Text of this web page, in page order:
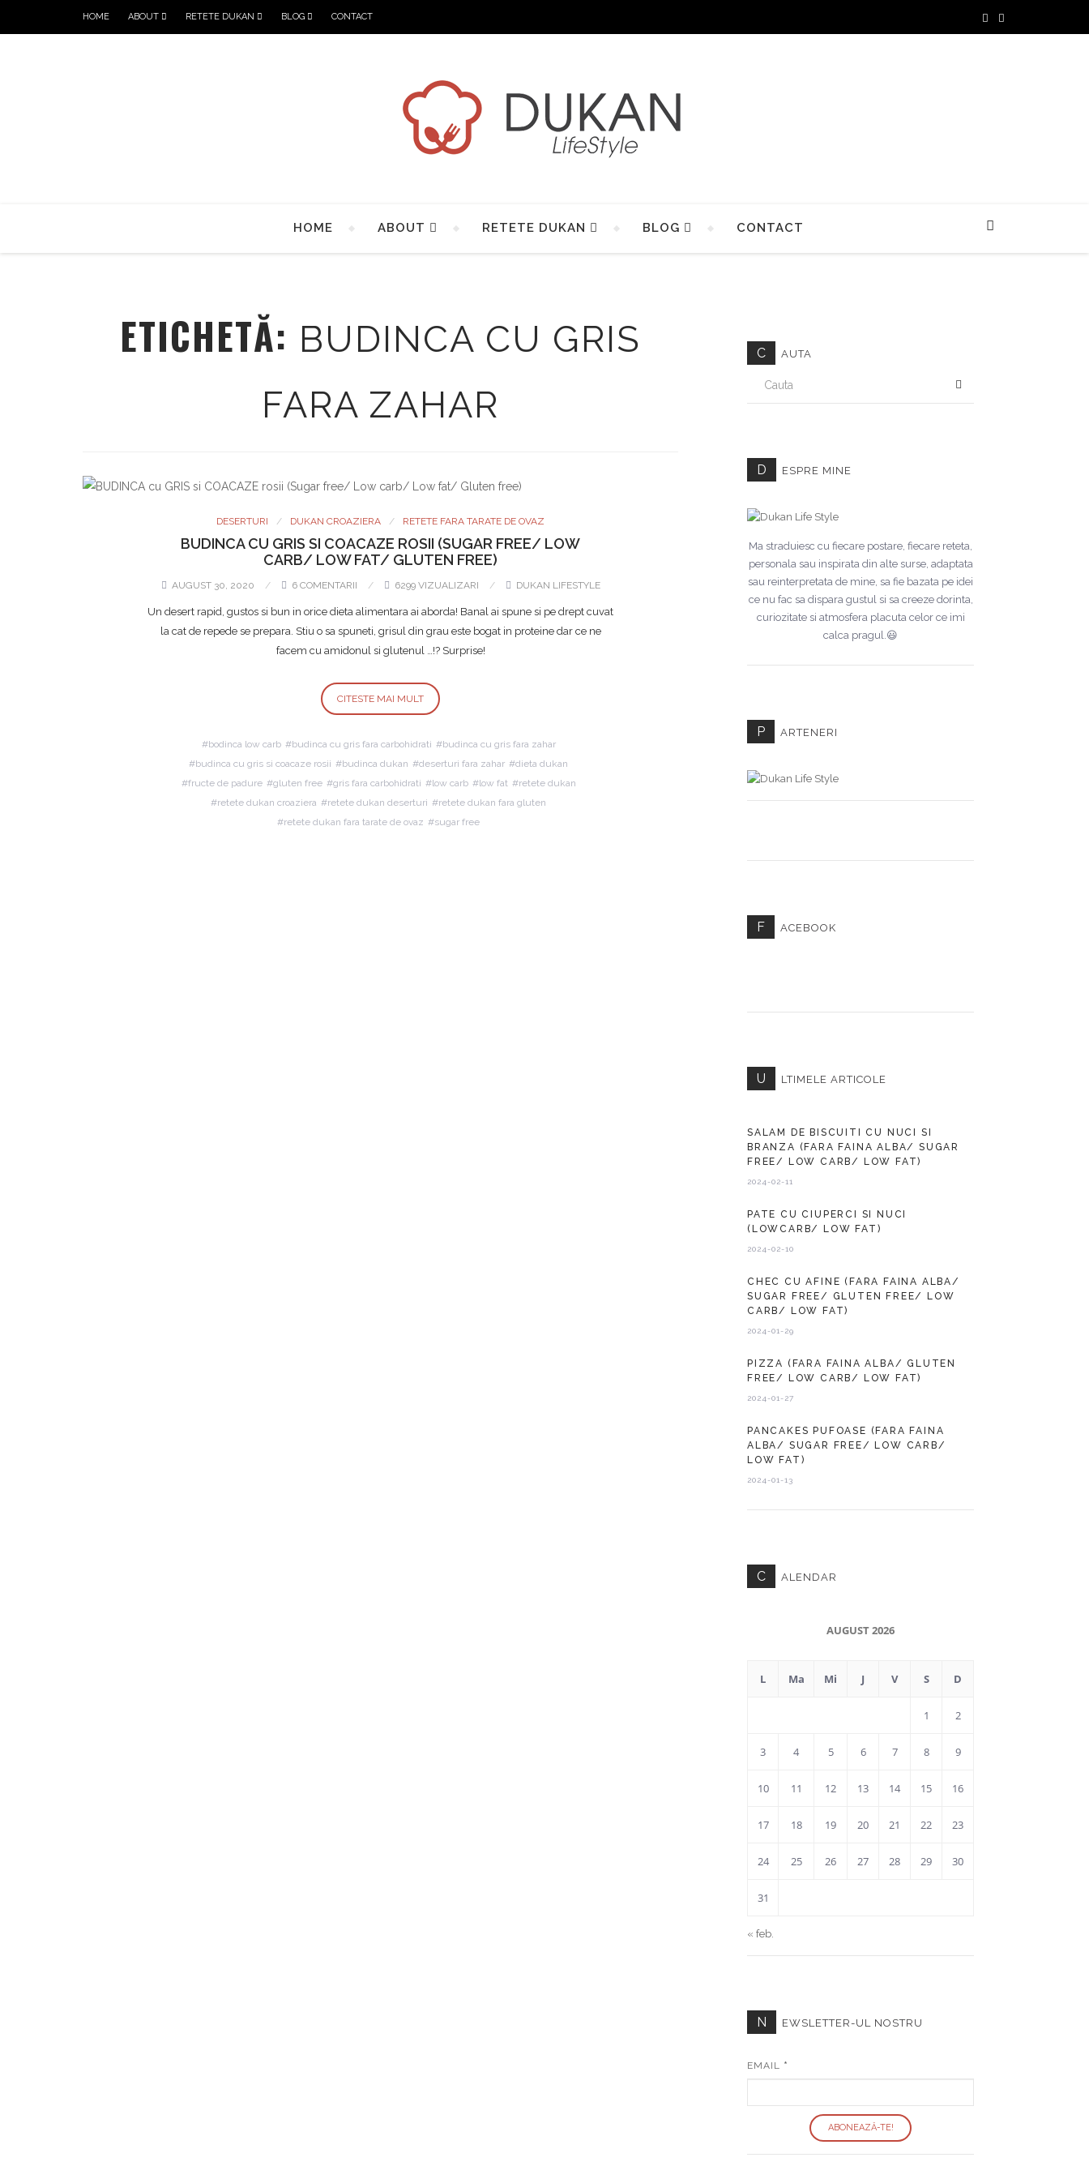
HOME ABOUT RETETE DUKAN BLOG CONTACT
HOME ABOUT RETETE DUKAN BLOG CONTACT
ETICHETĂ: BUDINCA CU GRIS
FARA ZAHAR
DESERTURI DUKAN CROAZIERA RETETE FARA TARATE DE OVAZ
BUDINCA CU GRIS SI COACAZE ROSII (SUGAR FREE/ LOW
CARB/ LOW FAT/ GLUTEN FREE)
AUGUST 30, 2020 6 COMENTARII 6299 VIZUALIZARI DUKAN LIFESTYLE
Un desert rapid, gustos si bun in orice dieta alimentara ai aborda! Banal ai spune si pe drept cuvat
la cat de repede se prepara. Stiu o sa spuneti, grisul din grau este bogat in proteine dar ce ne
facem cu amidonul si glutenul …!? Surprise!
CITESTE MAI MULT
bodinca low carb budinca cu gris fara carbohidrati
budinca cu gris fara zahar
budinca cu gris si coacaze rosii
budinca dukan deserturi fara zahar
dieta dukan
fructe de padure
gluten free gris fara carbohidrati low carb low fat
retete dukan
retete dukan croaziera
retete dukan deserturi
retete dukan fara gluten
retete dukan fara tarate de ovaz
sugar free
C AUTA
D ESPRE MINE
Ma straduiesc cu fiecare postare, fiecare reteta,
personala sau inspirata din alte surse, adaptata
sau reinterpretata de mine, sa fie bazata pe idei
ce nu fac sa dispara gustul si sa creeze dorinta,
curiozitate si atmosfera placuta celor ce imi
calca pragul.😃
P ARTENERI
F ACEBOOK
U LTIMELE ARTICOLE
SALAM DE BISCUITI CU NUCI SI
BRANZA (FARA FAINA ALBA/ SUGAR
FREE/ LOW CARB/ LOW FAT)
2024-02-11
PATE CU CIUPERCI SI NUCI
(LOWCARB/ LOW FAT)
2024-02-10
CHEC CU AFINE (FARA FAINA ALBA/
SUGAR FREE/ GLUTEN FREE/ LOW
CARB/ LOW FAT)
2024-01-29
PIZZA (FARA FAINA ALBA/ GLUTEN
FREE/ LOW CARB/ LOW FAT)
2024-01-27
PANCAKES PUFOASE (FARA FAINA
ALBA/ SUGAR FREE/ LOW CARB/
LOW FAT)
2024-01-13
C ALENDAR
AUGUST 2026
L Ma Mi J V S D
1 2
3 4 5 6 7 8 9
10 11 12 13 14 15 16
17 18 19 20 21 22 23
24 25 26 27 28 29 30
31
« feb.
N EWSLETTER-UL NOSTRU
EMAIL *